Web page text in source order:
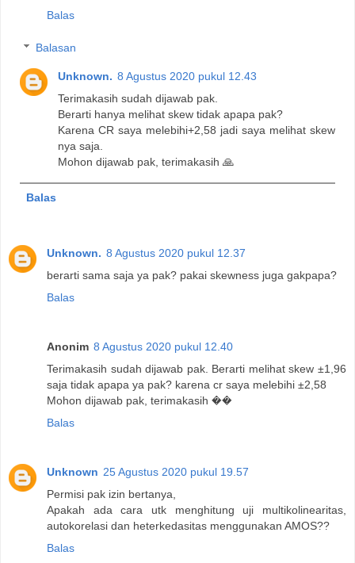
Balas
Balasan
Unknown. 8 Agustus 2020 pukul 12.43
Terimakasih sudah dijawab pak.
Berarti hanya melihat skew tidak apapa pak?
Karena CR saya melebihi+2,58 jadi saya melihat skew
nya saja.
Mohon dijawab pak, terimakasih 🙏
Balas
Unknown. 8 Agustus 2020 pukul 12.37
berarti sama saja ya pak? pakai skewness juga gakpapa?
Balas
Anonim 8 Agustus 2020 pukul 12.40
Terimakasih sudah dijawab pak. Berarti melihat skew ±1,96
saja tidak apapa ya pak? karena cr saya melebihi ±2,58
Mohon dijawab pak, terimakasih ��
Balas
Unknown 25 Agustus 2020 pukul 19.57
Permisi pak izin bertanya,
Apakah ada cara utk menghitung uji multikolinearitas,
autokorelasi dan heterkedasitas menggunakan AMOS??
Balas